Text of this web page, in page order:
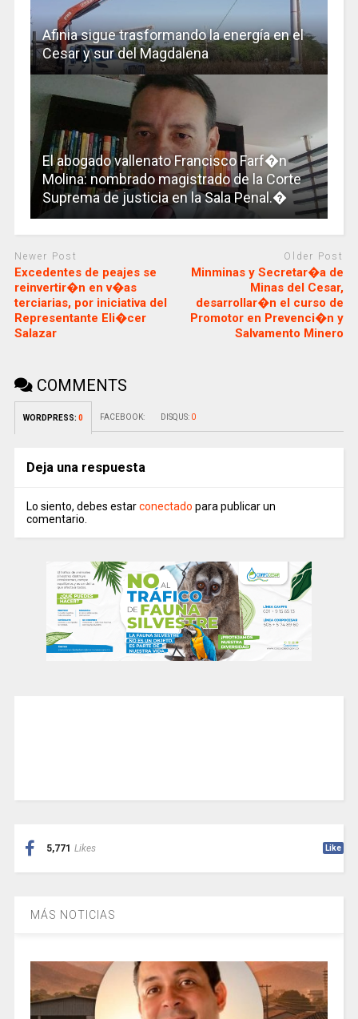
Afinia sigue trasformando la energía en el
Cesar y sur del Magdalena
El abogado vallenato Francisco Farf�n
Molina: nombrado magistrado de la Corte
Suprema de justicia en la Sala Penal.�
Newer Post
Excedentes de peajes se
reinvertir�n en v�as
terciarias, por iniciativa del
Representante Eli�cer
Salazar
Older Post
Minminas y Secretar�a de
Minas del Cesar,
desarrollar�n el curso de
Promotor en Prevenci�n y
Salvamento Minero
COMMENTS
WORDPRESS: 0 FACEBOOK: DISQUS: 0
Deja una respuesta
Lo siento, debes estarconectado para publicar un
comentario.
5,771 Likes Like
MÁS NOTICIAS